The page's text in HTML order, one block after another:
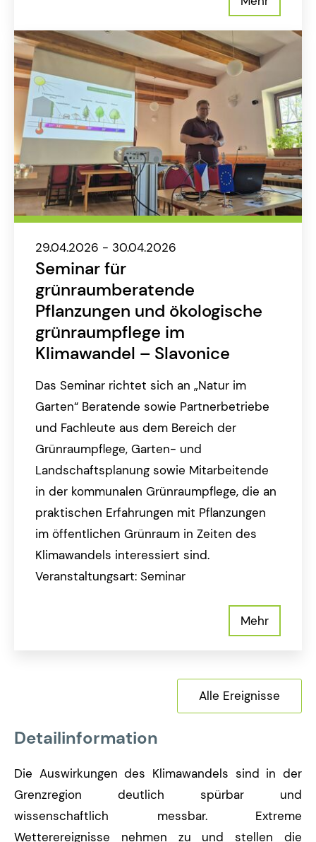
29.04.2026 - 30.04.2026
Seminar für
grünraumberatende
Pflanzungen und ökologische
grünraumpflege im
Klimawandel – Slavonice
Das Seminar richtet sich an „Natur im
Garten“ Beratende sowie Partnerbetriebe
und Fachleute aus dem Bereich der
Grünraumpflege, Garten- und
Landschaftsplanung sowie Mitarbeitende
in der kommunalen Grünraumpflege, die an
praktischen Erfahrungen mit Pflanzungen
im öffentlichen Grünraum in Zeiten des
Klimawandels interessiert sind.
Veranstaltungsart: Seminar
Mehr
Alle Ereignisse
Detailinformation
Die Auswirkungen des Klimawandels sind in der
Grenzregion deutlich spürbar und
wissenschaftlich messbar. Extreme
Wetterereignisse nehmen zu und stellen die